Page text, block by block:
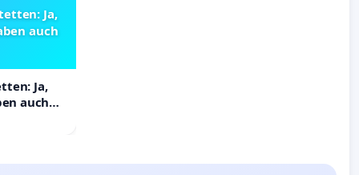
Ja,
auch
Ja,
auch